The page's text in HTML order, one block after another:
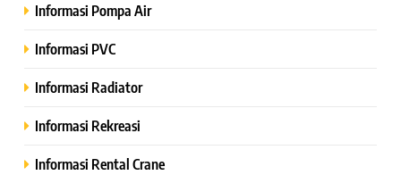
Informasi Pompa Air
Informasi PVC
Informasi Radiator
Informasi Rekreasi
Informasi Rental Crane